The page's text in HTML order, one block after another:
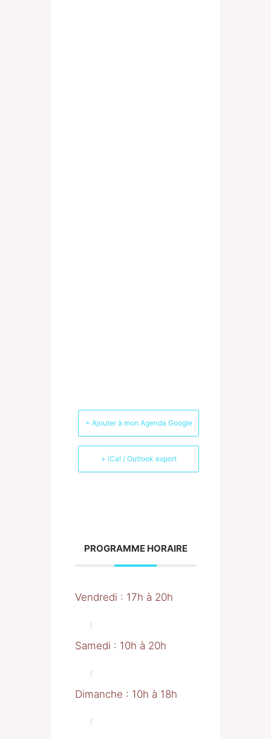
+ Ajouter à mon Agenda Google
+ iCal / Outlook export
PROGRAMME HORAIRE
Vendredi : 17h à 20h
Samedi : 10h à 20h
Dimanche : 10h à 18h